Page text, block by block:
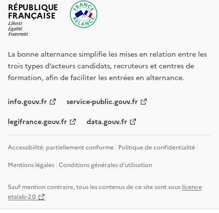
RÉPUBLIQUE
FRANÇAISE
La bonne alternance simplifie les mises en relation entre les
trois types d’acteurs candidats, recruteurs et centres de
formation, afin de faciliter les entrées en alternance.
info.gouv.fr service-public.gouv.fr
legifrance.gouv.fr data.gouv.fr
Accessibilité: partiellement conforme Politique de confidentialité
Mentions légales Conditions générales d'utilisation
Sauf mention contraire, tous les contenus de ce site sont sous licence
etalab-2.0